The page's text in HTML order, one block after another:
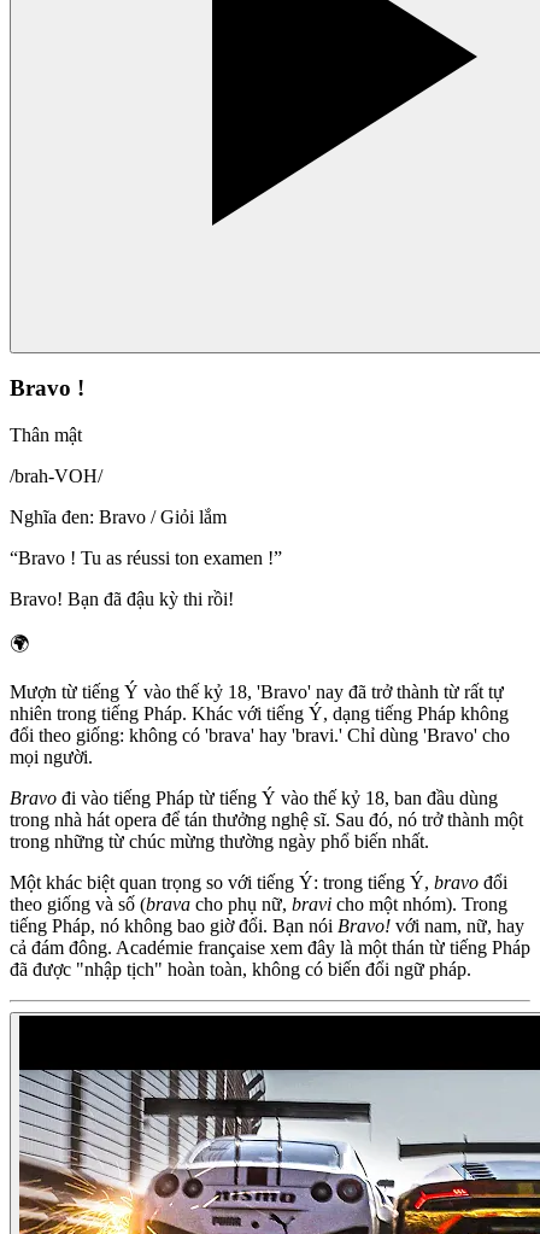
Bravo !
Thân mật
/brah-VOH/
Nghĩa đen: Bravo / Giỏi lắm
“Bravo ! Tu as réussi ton examen !”
Bravo! Bạn đã đậu kỳ thi rồi!
🌍
Mượn từ tiếng Ý vào thế kỷ 18, 'Bravo' nay đã trở thành từ rất tự
nhiên trong tiếng Pháp. Khác với tiếng Ý, dạng tiếng Pháp không
đổi theo giống: không có 'brava' hay 'bravi.' Chỉ dùng 'Bravo' cho
mọi người.
Bravo đi vào tiếng Pháp từ tiếng Ý vào thế kỷ 18, ban đầu dùng
trong nhà hát opera để tán thưởng nghệ sĩ. Sau đó, nó trở thành một
trong những từ chúc mừng thường ngày phổ biến nhất.
Một khác biệt quan trọng so với tiếng Ý: trong tiếng Ý, bravo đổi
theo giống và số (brava cho phụ nữ, bravi cho một nhóm). Trong
tiếng Pháp, nó không bao giờ đổi. Bạn nói Bravo! với nam, nữ, hay
cả đám đông. Académie française xem đây là một thán từ tiếng Pháp
đã được "nhập tịch" hoàn toàn, không có biến đổi ngữ pháp.